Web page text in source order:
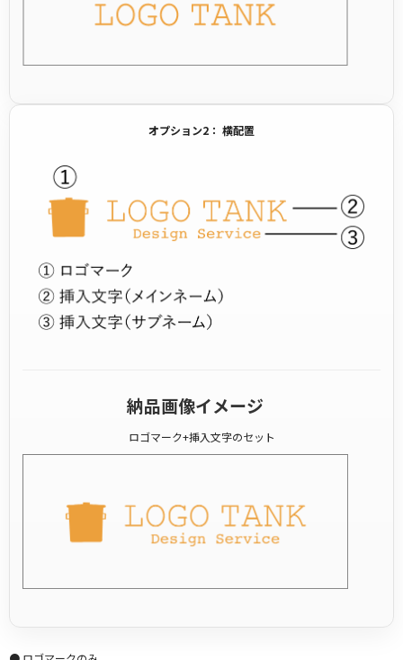
オプション2： 横配置
納品画像イメージ
ロゴマーク+挿入文字のセット